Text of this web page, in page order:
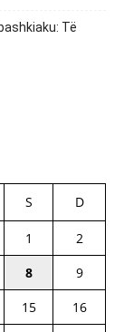
Të
S D
1
2
8
9
15
16